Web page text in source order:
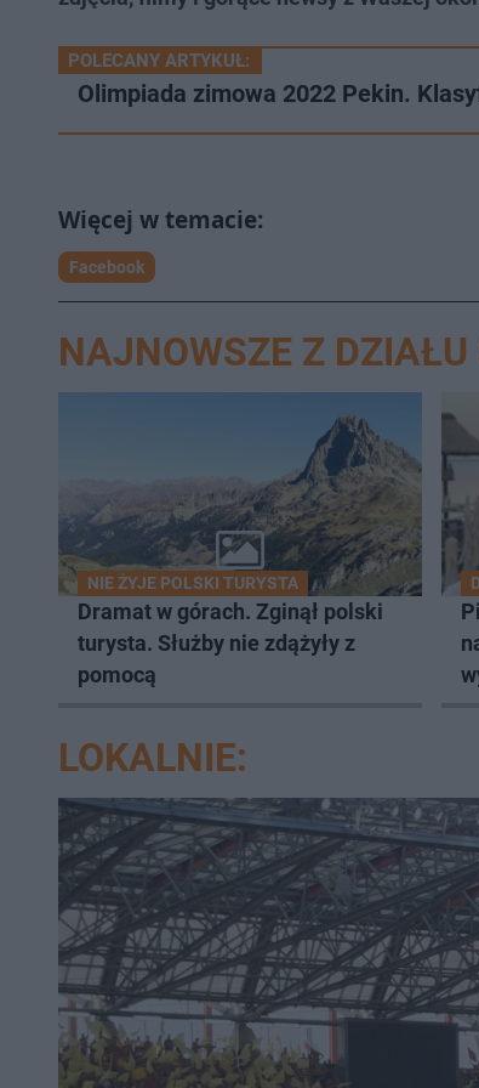
POLECANY ARTYKUŁ:
Olimpiada zimowa 2022 Pekin.
Facebook
NAJNOWSZE Z DZIAŁU
NIE ŻYJE POLSKI TURYSTA
Dramat w górach. Zginął polski
turysta. Służby nie zdążyły z
pomocą
LOKALNIE: